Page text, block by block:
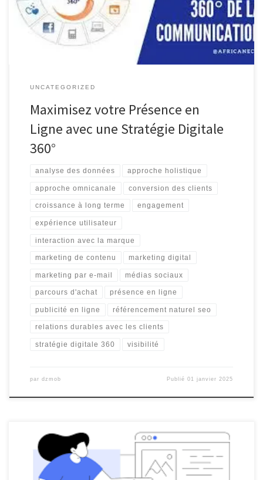
cohérente et stratégique les différents aspects du marketing
digital, cette approche permet d’optimiser […]
UNCATEGORIZED
Maximisez votre Présence en
Ligne avec une Stratégie Digitale
360°
analyse des données approche holistique
approche omnicanale conversion des clients
croissance à long terme engagement
expérience utilisateur
interaction avec la marque
marketing de contenu marketing digital
marketing par e-mail médias sociaux
parcours d'achat présence en ligne
publicité en ligne référencement naturel seo
relations durables avec les clients
stratégie digitale 360 visibilité
par dzmob Publié01 janvier 2025
Optimisation SEO : La Clé Pour Améliorer Votre Visibilité en Ligne